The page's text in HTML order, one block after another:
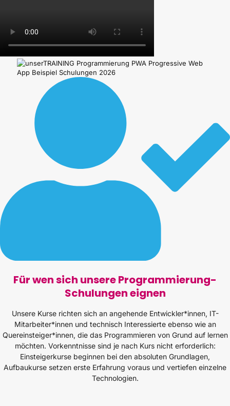
Für wen sich unsere Programmierung-
Schulungen eignen
Unsere Kurse richten sich an angehende Entwickler*innen, IT-
Mitarbeiter*innen und technisch Interessierte ebenso wie an
Quereinsteiger*innen, die das Programmieren von Grund auf lernen
möchten. Vorkenntnisse sind je nach Kurs nicht erforderlich:
Einsteigerkurse beginnen bei den absoluten Grundlagen,
Aufbaukurse setzen erste Erfahrung voraus und vertiefen einzelne
Technologien.